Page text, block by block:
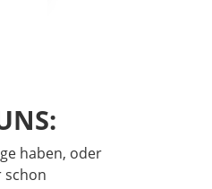
haben, oder
schon